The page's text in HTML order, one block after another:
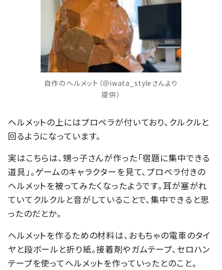
自作のヘルメット（＠iwata_styleさんより
提供）
ヘルメットの上にはプロペラが付いており、クルクルと
回るようになっています。
実はこちらは、甥っ子さんが作った「宿題に集中できる
道具」。ゲームのキャラクターを見て、プロペラ付きの
ヘルメットを被ってみたくなったようです。耳が塞がれ
ていてクルクルと音がしていることで、集中できると思
ったのだとか。
ヘルメットを作るための材料は、おもちゃの電車のタイ
ヤと段ボールと折り紙。接着剤やガムテープ、セロハン
テープを使ってヘルメットを作っていったとのこと。